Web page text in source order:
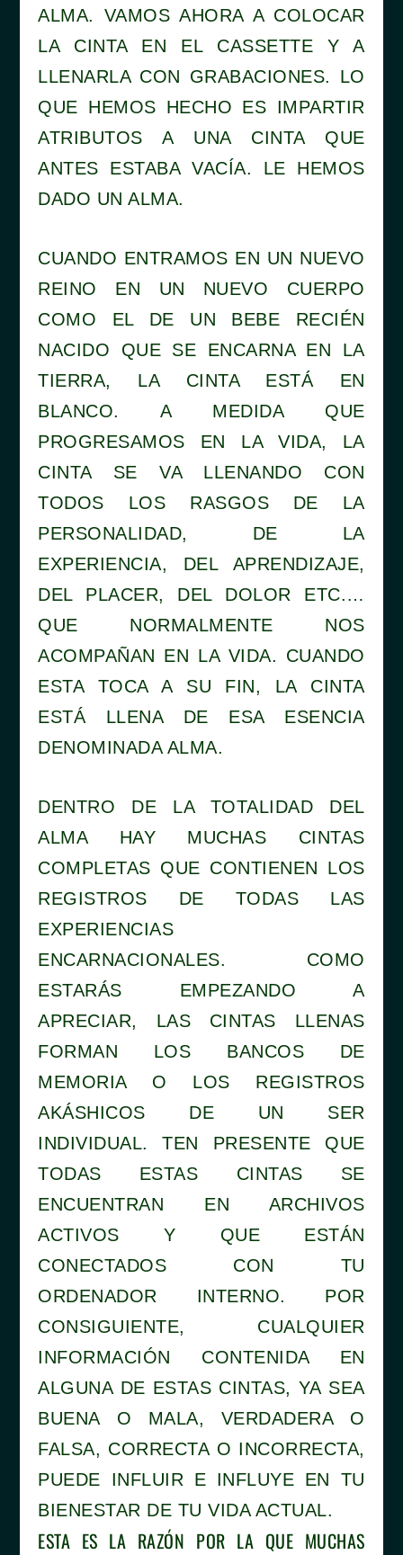
ALMA. VAMOS AHORA A COLOCAR
LA CINTA EN EL CASSETTE Y A
LLENARLA CON GRABACIONES. LO
QUE HEMOS HECHO ES IMPARTIR
ATRIBUTOS A UNA CINTA QUE
ANTES ESTABA VACÍA. LE HEMOS
DADO UN ALMA.
CUANDO ENTRAMOS EN UN NUEVO
REINO EN UN NUEVO CUERPO
COMO EL DE UN BEBE RECIÉN
NACIDO QUE SE ENCARNA EN LA
TIERRA, LA CINTA ESTÁ EN
BLANCO. A MEDIDA QUE
PROGRESAMOS EN LA VIDA, LA
CINTA SE VA LLENANDO CON
TODOS LOS RASGOS DE LA
PERSONALIDAD, DE LA
EXPERIENCIA, DEL APRENDIZAJE,
DEL PLACER, DEL DOLOR ETC.…
QUE NORMALMENTE NOS
ACOMPAÑAN EN LA VIDA. CUANDO
ESTA TOCA A SU FIN, LA CINTA
ESTÁ LLENA DE ESA ESENCIA
DENOMINADA ALMA.
DENTRO DE LA TOTALIDAD DEL
ALMA HAY MUCHAS CINTAS
COMPLETAS QUE CONTIENEN LOS
REGISTROS DE TODAS LAS
EXPERIENCIAS
ENCARNACIONALES. COMO
ESTARÁS EMPEZANDO A
APRECIAR, LAS CINTAS LLENAS
FORMAN LOS BANCOS DE
MEMORIA O LOS REGISTROS
AKÁSHICOS DE UN SER
INDIVIDUAL. TEN PRESENTE QUE
TODAS ESTAS CINTAS SE
ENCUENTRAN EN ARCHIVOS
ACTIVOS Y QUE ESTÁN
CONECTADOS CON TU
ORDENADOR INTERNO. POR
CONSIGUIENTE, CUALQUIER
INFORMACIÓN CONTENIDA EN
ALGUNA DE ESTAS CINTAS, YA SEA
BUENA O MALA, VERDADERA O
FALSA, CORRECTA O INCORRECTA,
PUEDE INFLUIR E INFLUYE EN TU
BIENESTAR DE TU VIDA ACTUAL.
ESTA ES LA RAZÓN POR LA QUE MUCHAS